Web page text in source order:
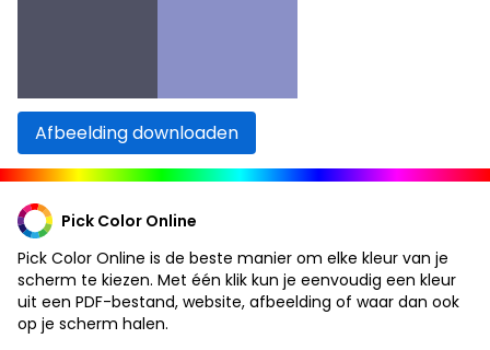
Afbeelding downloaden
Pick Color Online
Pick Color Online is de beste manier om elke kleur van je
scherm te kiezen. Met één klik kun je eenvoudig een kleur
uit een PDF-bestand, website, afbeelding of waar dan ook
op je scherm halen.